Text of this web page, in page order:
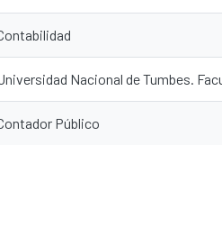
Nacional de Tumbes.
Público